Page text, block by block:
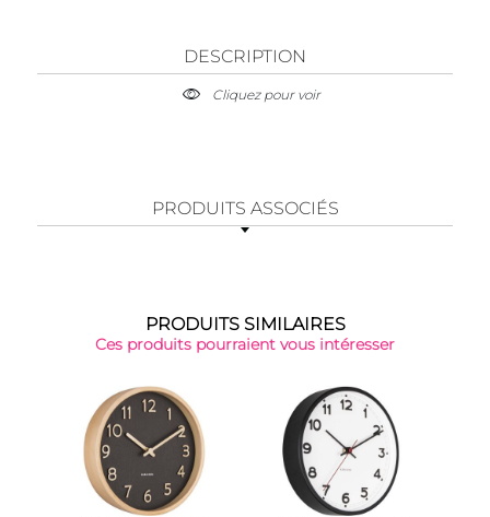
DESCRIPTION
Cliquez pour voir
PRODUITS ASSOCIÉS
PRODUITS SIMILAIRES
Ces produits pourraient vous intéresser